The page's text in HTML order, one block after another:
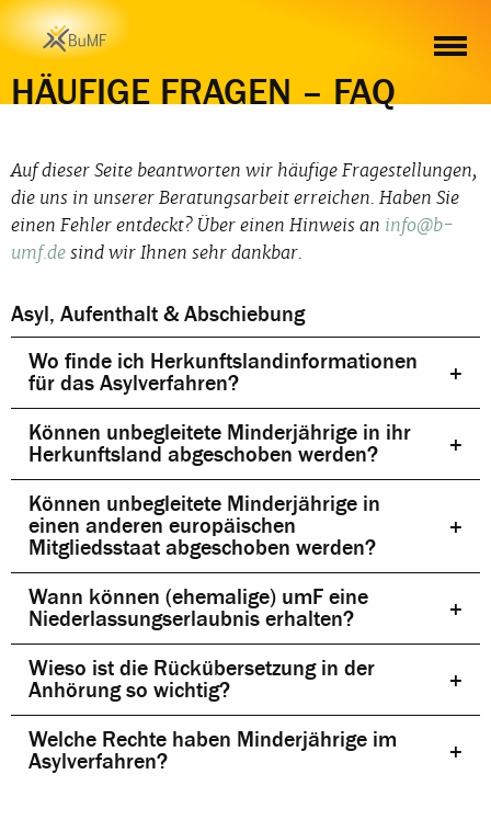
HÄUFIGE FRAGEN – FAQ
Auf dieser Seite beantworten wir häufige Fragestellungen,
die uns in unserer Beratungsarbeit erreichen. Haben Sie
einen Fehler entdeckt? Über einen Hinweis an info@b-
umf.desind wir Ihnen sehr dankbar.
Asyl, Aufenthalt & Abschiebung
Wo finde ich Herkunftslandinformationen
für das Asylverfahren?
Können unbegleitete Minderjährige in ihr
Herkunftsland abgeschoben werden?
Können unbegleitete Minderjährige in
einen anderen europäischen
Mitgliedsstaat abgeschoben werden?
Wann können (ehemalige) umF eine
Niederlassungserlaubnis erhalten?
Wieso ist die Rückübersetzung in der
Anhörung so wichtig?
Welche Rechte haben Minderjährige im
Asylverfahren?